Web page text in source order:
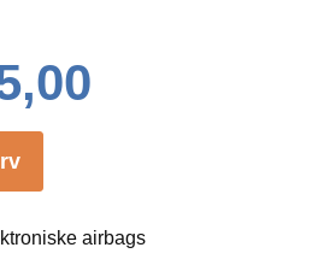
airbags